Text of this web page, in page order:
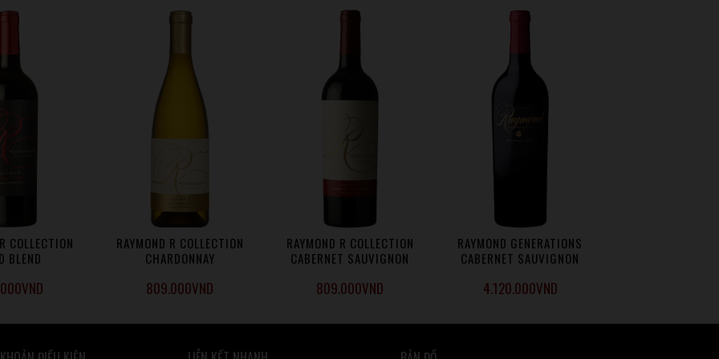
COLLECTION
BLEND
VND
RAYMOND R COLLECTION
CHARDONNAY
809.000VND
RAYMOND R COLLECTION
CABERNET SAUVIGNON
809.000VND
RAYMOND GENERATIONS
CABERNET SAUVIGNON
4.120.000VND